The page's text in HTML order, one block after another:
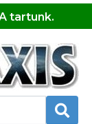
tartunk.